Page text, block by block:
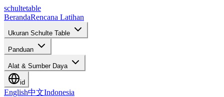
schultetable
BerandaRencana Latihan
Ukuran Schulte Table
Panduan
Alat & Sumber Daya
id
English中文Indonesia